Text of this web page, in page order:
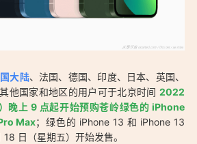
大陆、法国、德国、印度、日本、英国、
他国家和地区的用户可于北京时间2022
晚上 9 点起开始预购苍岭绿色的 iPhone
Max；绿色的 iPhone 13 和 iPhone 13
日（星期五）开始发售。